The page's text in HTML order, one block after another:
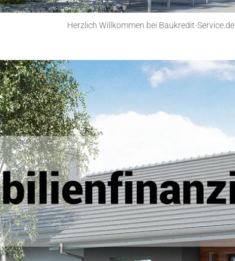
Herzlich Willkommen bei Baukredit-Service.de